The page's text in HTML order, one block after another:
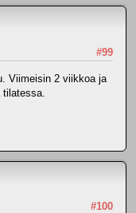
#99
Viimeisin 2 viikkoa ja
tilatessa.
#100